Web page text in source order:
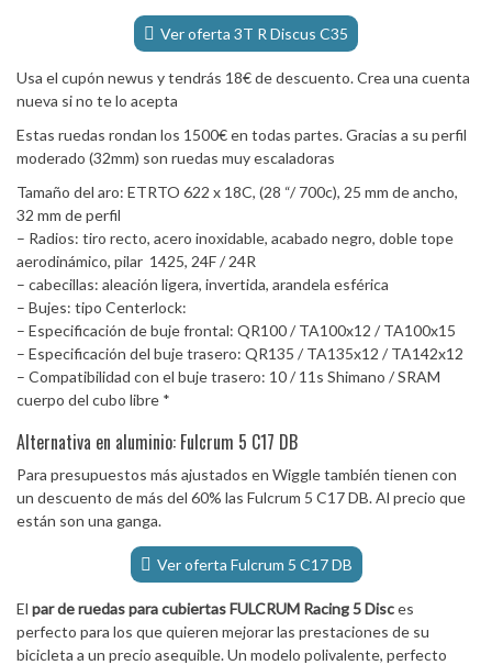
Ver oferta 3T R Discus C35
Usa el cupón newus y tendrás 18€ de descuento. Crea una cuenta
nueva si no te lo acepta
Estas ruedas rondan los 1500€ en todas partes. Gracias a su perfil
moderado (32mm) son ruedas muy escaladoras
Tamaño del aro: ETRTO 622 x 18C, (28 “/ 700c), 25 mm de ancho,
32 mm de perfil
– Radios: tiro recto, acero inoxidable, acabado negro, doble tope
aerodinámico, pilar 1425, 24F / 24R
– cabecillas: aleación ligera, invertida, arandela esférica
– Bujes: tipo Centerlock:
– Especificación de buje frontal: QR100 / TA100x12 / TA100x15
– Especificación del buje trasero: QR135 / TA135x12 / TA142x12
– Compatibilidad con el buje trasero: 10 / 11s Shimano / SRAM
cuerpo del cubo libre *
Alternativa en aluminio: Fulcrum 5 C17 DB
Para presupuestos más ajustados en Wiggle también tienen con
un descuento de más del 60% las Fulcrum 5 C17 DB. Al precio que
están son una ganga.
Ver oferta Fulcrum 5 C17 DB
El par de ruedas para cubiertas FULCRUM Racing 5 Disces
perfecto para los que quieren mejorar las prestaciones de su
bicicleta a un precio asequible. Un modelo polivalente, perfecto